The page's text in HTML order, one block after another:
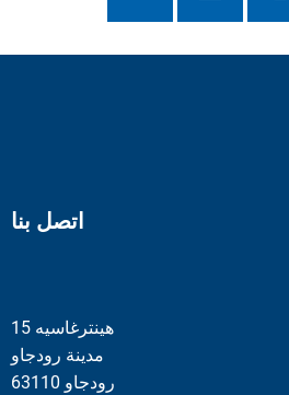
اتصل بنا
هينترغاسيه 15
مدينة رودجاو
63110 رودجاو